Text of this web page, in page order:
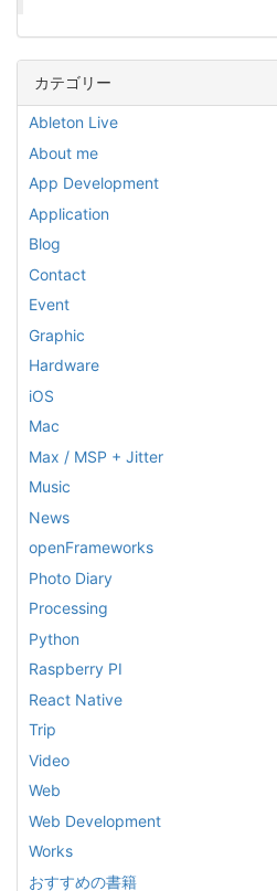
カテゴリー
Ableton Live
About me
App Development
Application
Blog
Contact
Event
Graphic
Hardware
iOS
Mac
Max / MSP + Jitter
Music
News
openFrameworks
Photo Diary
Processing
Python
Raspberry PI
React Native
Trip
Video
Web
Web Development
Works
おすすめの書籍